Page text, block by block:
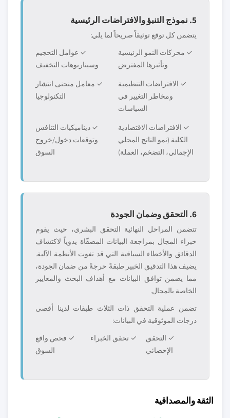
5. نموذج التنبؤ والافتراضات الرئيسية
يتضمن كل توقع توثيقاً صريحاً لما يلي:
✓ محركات النمو الرئيسية
وتأثيرها المفترض
✓ عوامل التحجيم
وسيناريوهات التخفيف
✓ الافتراضات التنظيمية
ومخاطر التغيير في
السياسات
✓ معامل منحنى انتشار
التكنولوجيا
✓ الافتراضات الاقتصادية
الكلية (نمو الناتج المحلي
الإجمالي، التضخم، العملة)
✓ ديناميكيات التنافس
وتوقعات دخول/خروج
السوق
6. التحقق وضمان الجودة
تتضمن المراحل النهائية التحقق البشري، حيث يقوم
خبراء المجال بمراجعة البيانات المصفّاة يدوياً لاكتشاف
الدقائق والأخطاء السياقية التي قد تفوت الأنظمة الآلية.
يضيف هذا التدقيق الخبير طبقةً حرجةً من ضمان الجودة،
مما يضمن توافق البيانات مع أهداف البحث والمعايير
الخاصة بالمجال.
تضمن عملية التحقق ذات الثلاث طبقات لدينا أقصى
درجات الموثوقية في البيانات:
✓ التحقق
الإحصائي
✓ تحقق الخبراء
✓ فحص واقع
السوق
الثقة والمصداقية